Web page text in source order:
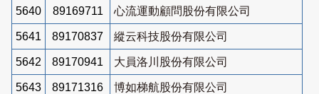
5640 89169711 心流運動顧問股份有限公司
5641 89170837 縱云科技股份有限公司
5642 89170941 大員洛川股份有限公司
5643 89171316 博如梯航股份有限公司